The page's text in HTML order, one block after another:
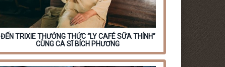
ĐẾN TRIXIE THƯỞNG THỨC “LY CAFÉ SỮA THÍNH”
CÙNG CA SĨ BÍCH PHƯƠNG